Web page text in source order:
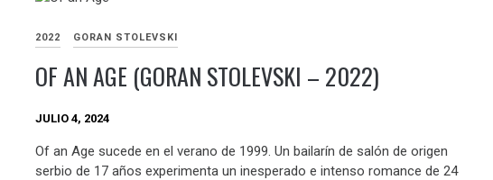
2022 GORAN STOLEVSKI
OF AN AGE (GORAN STOLEVSKI – 2022)
JULIO 4, 2024
Of an Age sucede en el verano de 1999. Un bailarín de salón de origen
serbio de 17 años experimenta un inesperado e intenso romance de 24